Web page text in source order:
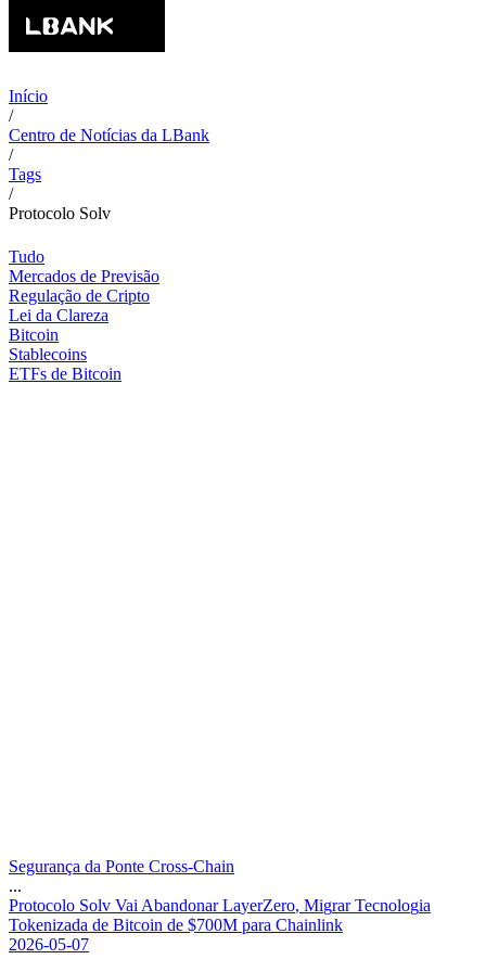
Início
/
Centro de Notícias da LBank
/
Tags
/
Protocolo Solv
Tudo
Mercados de Previsão
Regulação de Cripto
Lei da Clareza
Bitcoin
Stablecoins
ETFs de Bitcoin
Segurança da Ponte Cross-Chain
...
Protocolo Solv Vai Abandonar LayerZero, Migrar Tecnologia
Tokenizada de Bitcoin de $700M para Chainlink
2026-05-07